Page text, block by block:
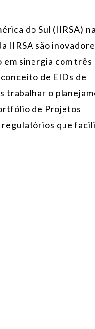
do Sul (IIRSA)
IIRSA são
sinergia com três
de EIDs de
trabalhar o
de Projetos
regulatórios que